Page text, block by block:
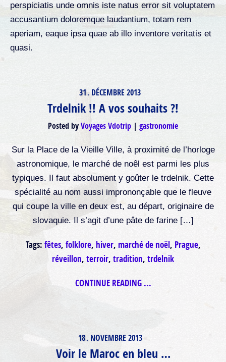
perspiciatis unde omnis iste natus error sit voluptatem
accusantium doloremque laudantium, totam rem
aperiam, eaque ipsa quae ab illo inventore veritatis et
quasi.
31. DÉCEMBRE2013
Trdelnik !! A vos souhaits ?!
Posted byVoyages Vdotrip gastronomie
Sur la Place de la Vieille Ville, à proximité de l’horloge
astronomique, le marché de noêl est parmi les plus
typiques. Il faut absolument y goûter le trdelnik. Cette
spécialité au nom aussi imprononçable que le fleuve
qui coupe la ville en deux est, au départ, originaire de
slovaquie. Il s’agit d’une pâte de farine […]
Tags: fêtes, folklore, hiver, marché de noël, Prague,
réveillon, terroir, tradition, trdelnik
CONTINUE READING ...
18. NOVEMBRE2013
Voir le Maroc en bleu …